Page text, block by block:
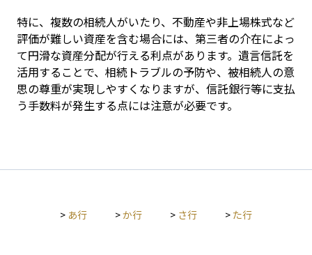
特に、複数の相続人がいたり、不動産や非上場株式など
評価が難しい資産を含む場合には、第三者の介在によっ
て円滑な資産分配が行える利点があります。遺言信託を
活用することで、相続トラブルの予防や、被相続人の意
思の尊重が実現しやすくなりますが、信託銀行等に支払
う手数料が発生する点には注意が必要です。
> あ行 >か行 > さ行 > た行